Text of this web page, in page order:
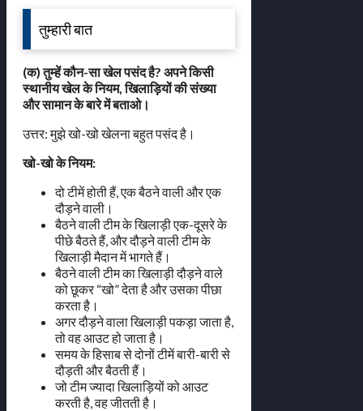
तुम्हारी बात
(क) तुम्हें कौन-सा खेल पसंद है? अपने किसी
स्थानीय खेल के नियम, खिलाड़ियों की संख्या
और सामान के बारे में बताओ।
उत्तर: मुझे खो-खो खेलना बहुत पसंद है।
खो-खो के नियम:
दो टीमें होती हैं, एक बैठने वाली और एक
दौड़ने वाली।
बैठने वाली टीम के खिलाड़ी एक-दूसरे के
पीछे बैठते हैं, और दौड़ने वाली टीम के
खिलाड़ी मैदान में भागते हैं।
बैठने वाली टीम का खिलाड़ी दौड़ने वाले
को छूकर “खो” देता है और उसका पीछा
करता है।
अगर दौड़ने वाला खिलाड़ी पकड़ा जाता है,
तो वह आउट हो जाता है।
समय के हिसाब से दोनों टीमें बारी-बारी से
दौड़ती और बैठती हैं।
जो टीम ज्यादा खिलाड़ियों को आउट
करती है, वह जीतती है।